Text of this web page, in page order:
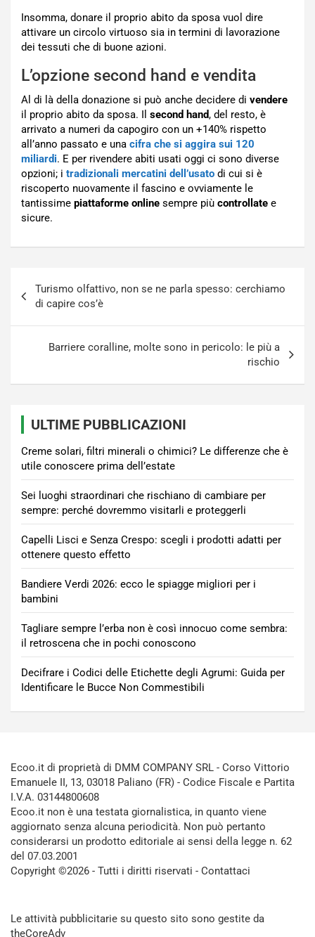
Insomma, donare il proprio abito da sposa vuol dire
attivare un circolo virtuoso sia in termini di lavorazione
dei tessuti che di buone azioni.
L’opzione second hand e vendita
Al di là della donazione si può anche decidere di vendere
il proprio abito da sposa. Il second hand, del resto, è
arrivato a numeri da capogiro con un +140% rispetto
all’anno passato e una cifra che si aggira sui 120
miliardi. E per rivendere abiti usati oggi ci sono diverse
opzioni; i tradizionali mercatini dell’usato di cui si è
riscoperto nuovamente il fascino e ovviamente le
tantissime piattaforme online sempre più controllate e
sicure.
articoli
Turismo olfattivo, non se ne parla spesso: cerchiamo
di capire cos’è
Barriere coralline, molte sono in pericolo: le più a
rischio
ULTIME PUBBLICAZIONI
Creme solari, filtri minerali o chimici? Le differenze che è
utile conoscere prima dell’estate
Sei luoghi straordinari che rischiano di cambiare per
sempre: perché dovremmo visitarli e proteggerli
Capelli Lisci e Senza Crespo: scegli i prodotti adatti per
ottenere questo effetto
Bandiere Verdi 2026: ecco le spiagge migliori per i
bambini
Tagliare sempre l’erba non è così innocuo come sembra:
il retroscena che in pochi conoscono
Decifrare i Codici delle Etichette degli Agrumi: Guida per
Identificare le Bucce Non Commestibili
Ecoo.it di proprietà di DMM COMPANY SRL - Corso Vittorio
Emanuele II, 13, 03018 Paliano (FR) - Codice Fiscale e Partita
I.V.A. 03144800608
Ecoo.it non è una testata giornalistica, in quanto viene
aggiornato senza alcuna periodicità. Non può pertanto
considerarsi un prodotto editoriale ai sensi della legge n. 62
del 07.03.2001
Copyright ©2026 - Tutti i diritti riservati - Contattaci
Le attività pubblicitarie su questo sito sono gestite da
theCoreAdv